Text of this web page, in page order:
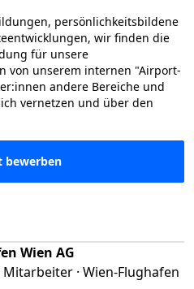
persönlichkeitsbildene
wir finden die
für unsere
von unserem internen "Airport-
andere Bereiche und
vernetzen und über den
bewerben
Wien AG
· Wien-Flughafen